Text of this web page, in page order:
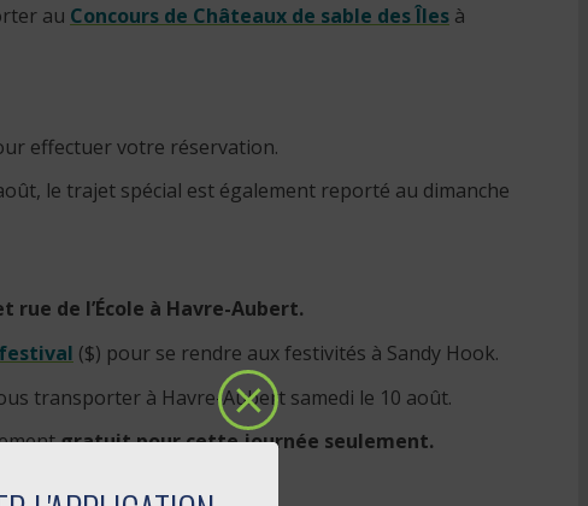
au Concours de Châteaux de sable des Îles à
effectuer votre réservation.
le trajet spécial est également reporté au dimanche
de l’École à Havre-Aubert.
($) pour se rendre aux festivités à Sandy Hook.
transporter à Havre-Aubert samedi le 10 août.
gratuit pour cette journée seulement.